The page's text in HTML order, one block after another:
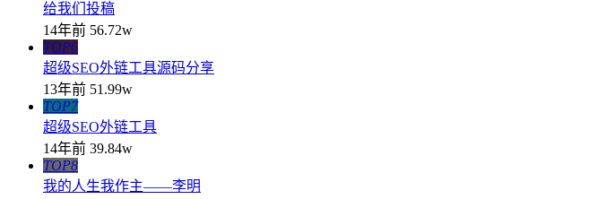
给我们投稿
14年前 56.72w
TOP6
超级SEO外链工具源码分享
13年前 51.99w
TOP7
超级SEO外链工具
14年前 39.84w
TOP8
我的人生我作主——李明